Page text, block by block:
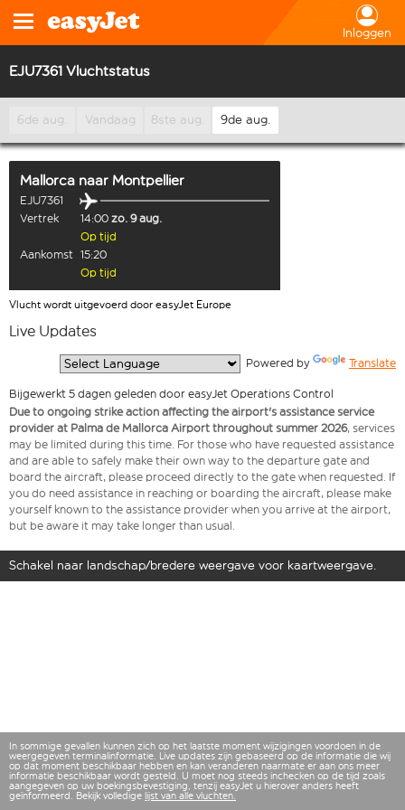
Inloggen
EJU7361 Vluchtstatus
6de aug. Vandaag 8ste aug. 9de aug.
Mallorca naar Montpellier
EJU7361
Vertrek
14:00 zo. 9 aug.
Op tijd
Aankomst 15:20
Op tijd
Vlucht wordt uitgevoerd door easyJet Europe
Live Updates
Powered by Translate
Bijgewerkt 5 dagen geleden door easyJet Operations Control
Due to ongoing strike action affecting the airport's assistance service
provider at Palma de Mallorca Airport throughout summer 2026, services
may be limited during this time. For those who have requested assistance
and are able to safely make their own way to the departure gate and
board the aircraft, please proceed directly to the gate when requested. If
you do need assistance in reaching or boarding the aircraft, please make
yourself known to the assistance provider when you arrive at the airport,
but be aware it may take longer than usual.
Schakel naar landschap/bredere weergave voor kaartweergave.
In sommige gevallen kunnen zich op het laatste moment wijzigingen voordoen in de
weergegeven terminalinformatie. Live updates zijn gebaseerd op de informatie die wij
op dat moment beschikbaar hebben en kan veranderen naarmate er aan ons meer
informatie beschikbaar wordt gesteld. U moet nog steeds inchecken op de tijd zoals
aangegeven op uw boekingsbevestiging, tenzij easyJet u hierover anders heeft
geïnformeerd. Bekijk volledige lijst van alle vluchten.